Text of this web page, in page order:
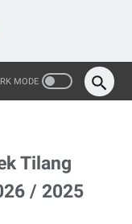
Tilang
/ 2025